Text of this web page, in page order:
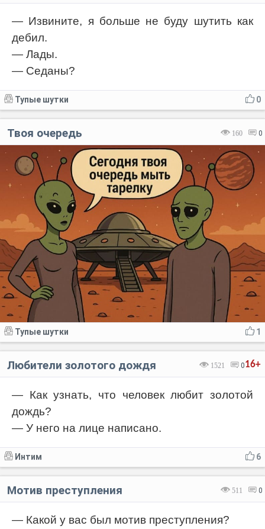
— Извините, я больше не буду шутить как
дебил.
— Лады.
— Седаны?
0
Тупые шутки
160 0
Твоя очередь
1
Тупые шутки
16+
1521 0
Любители золотого дождя
— Как узнать, что человек любит золотой
дождь?
— У него на лице написано.
6
Интим
511 0
Мотив преступления
— Какой у вас был мотив преступления?